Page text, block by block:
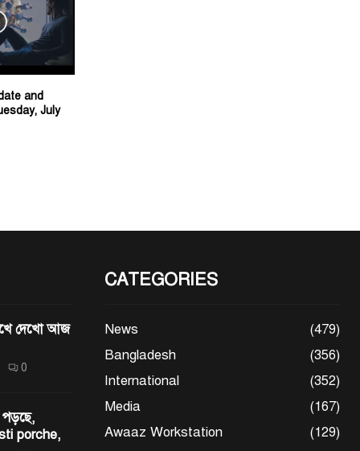
and
July
দেখো আজ
0
porche,
CATEGORIES
News
(479)
Bangladesh
(356)
International
(352)
Media
(167)
Awaaz Workstation
(129)